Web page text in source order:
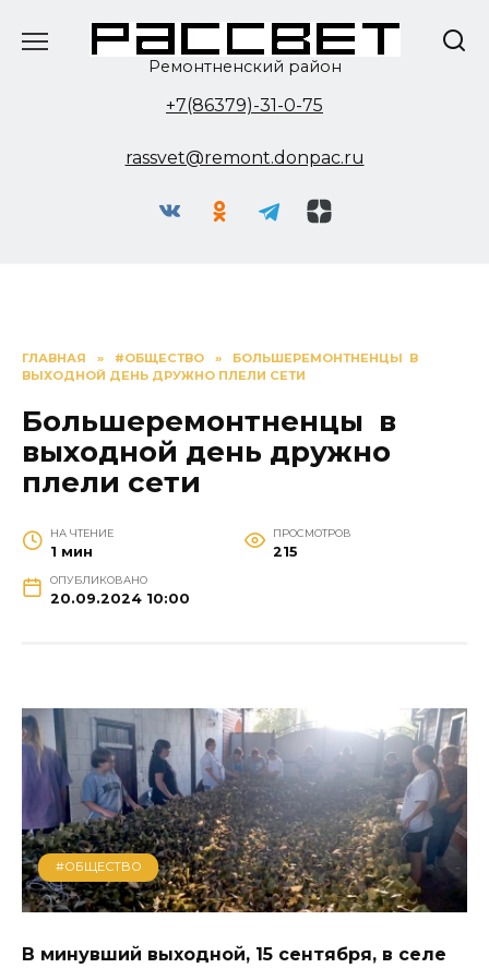
Ремонтненский район
+7(86379)-31-0-75
rassvet@remont.donpac.ru
ГЛАВНАЯ » #ОБЩЕСТВО »
БОЛЬШЕРЕМОНТНЕНЦЫ В
ВЫХОДНОЙ ДЕНЬ ДРУЖНО ПЛЕЛИ СЕТИ
Большеремонтненцы в
выходной день дружно
плели сети
НА ЧТЕНИЕ
1 мин
ПРОСМОТРОВ
215
ОПУБЛИКОВАНО
20.09.2024 10:00
#ОБЩЕСТВО
В минувший выходной, 15 сентября, в селе